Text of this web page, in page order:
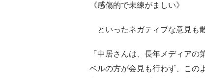
《感傷的で未練がましい》
といったネガティブな意見も
「中居さんは、長年メディア
ベルの方が会見も行わず、この